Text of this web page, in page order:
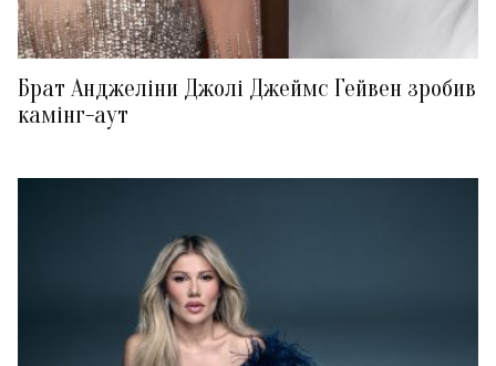
Брат Анджеліни Джолі Джеймс Гейвен зробив
камінг-аут